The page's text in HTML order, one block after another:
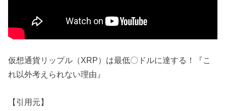
仮想通貨リップル（XRP）は最低〇ドルに達する！『こ
れ以外考えられない理由』
【引用元】